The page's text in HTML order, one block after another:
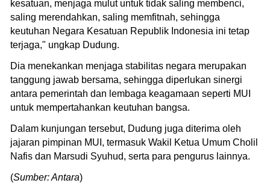
kesatuan, menjaga mulut untuk tidak saling membenci,
saling merendahkan, saling memfitnah, sehingga
keutuhan Negara Kesatuan Republik Indonesia ini tetap
terjaga," ungkap Dudung.
Dia menekankan menjaga stabilitas negara merupakan
tanggung jawab bersama, sehingga diperlukan sinergi
antara pemerintah dan lembaga keagamaan seperti MUI
untuk mempertahankan keutuhan bangsa.
Dalam kunjungan tersebut, Dudung juga diterima oleh
jajaran pimpinan MUI, termasuk Wakil Ketua Umum Cholil
Nafis dan Marsudi Syuhud, serta para pengurus lainnya.
(Sumber: Antara)